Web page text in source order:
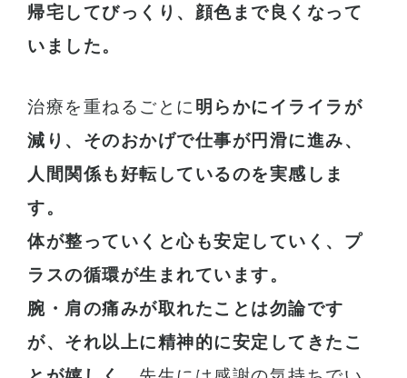
帰宅してびっくり、顔色まで良くなって
いました。
治療を重ねるごとに 明らかにイライラが
減り、そのおかげで仕事が円滑に進み、
人間関係も好転しているのを実感しま
す。
体が整っていくと心も安定していく、プ
ラスの循環が生まれています。
腕・肩の痛みが取れたことは勿論です
が、それ以上に精神的に安定してきたこ